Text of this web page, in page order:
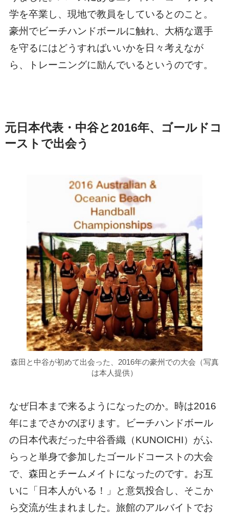
学を卒業し、現地で教員をしているとのこと。
豪州でビーチハンドボールに触れ、大柄な選手
を守るにはどうすればいいかを日々考えなが
ら、トレーニングに励んでいるというのです。
元日本代表・中谷と2016年、ゴールドコ
ーストで出会う
森田と中谷が初めて出会った、2016年の豪州での大会（写真
は本人提供）
なぜ日本まで来るようになったのか。時は2016
年にまでさかのぼります。ビーチハンドボール
の日本代表だった中谷香織（KUNOICHI）がふ
らっと単身で参加したゴールドコーストの大会
で、森田とチームメイトになったのです。お互
いに「日本人がいる！」と意気投合し、そこか
ら交流が生まれました。旅館のアルバイトでお